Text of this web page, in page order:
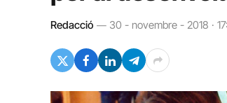
Redacció 30 - novembre - 2018 ·